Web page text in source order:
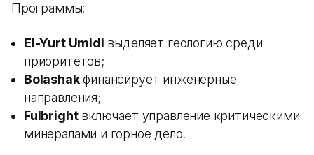
Программы:
El-Yurt Umidi выделяет геологию среди
приоритетов;
Bolashakфинансирует инженерные
направления;
Fulbrightвключает управление критическими
минералами и горное дело.